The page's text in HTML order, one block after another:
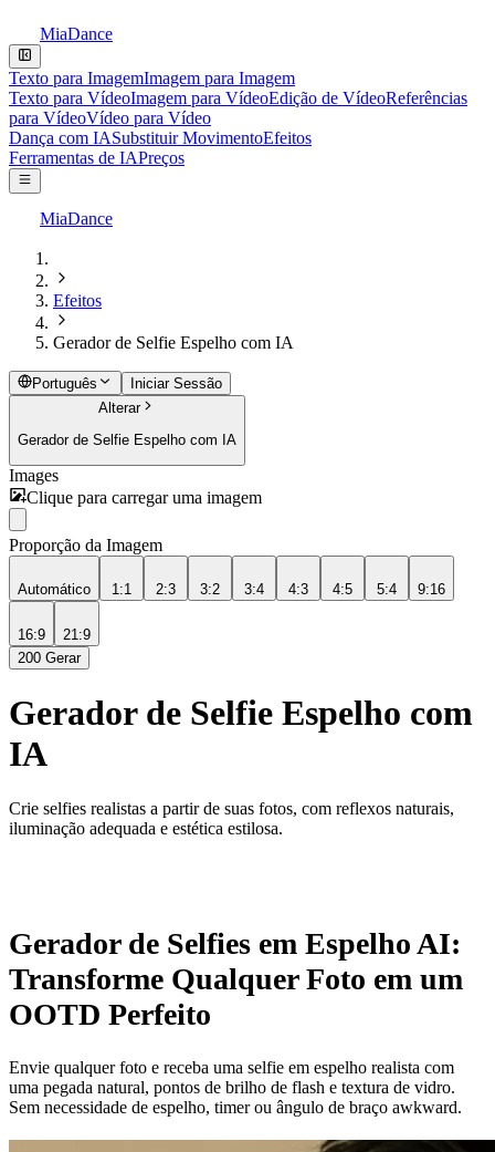
MiaDance
Texto para ImagemImagem para Imagem
Texto para VídeoImagem para VídeoEdição de VídeoReferências
para VídeoVídeo para Vídeo
Dança com IASubstituir MovimentoEfeitos
Ferramentas de IAPreços
MiaDance
Efeitos
Gerador de Selfie Espelho com IA
Português
Iniciar Sessão
Alterar
Gerador de Selfie Espelho com IA
Images
Clique para carregar uma imagem
Proporção da Imagem
Automático 1:1 2:3 3:2 3:4 4:3 4:5 5:4 9:16
16:9
21:9
200 Gerar
Gerador de Selfie Espelho com
IA
Crie selfies realistas a partir de suas fotos, com reflexos naturais,
iluminação adequada e estética estilosa.
Gerador de Selfies em Espelho AI:
Transforme Qualquer Foto em um
OOTD Perfeito
Envie qualquer foto e receba uma selfie em espelho realista com
uma pegada natural, pontos de brilho de flash e textura de vidro.
Sem necessidade de espelho, timer ou ângulo de braço awkward.